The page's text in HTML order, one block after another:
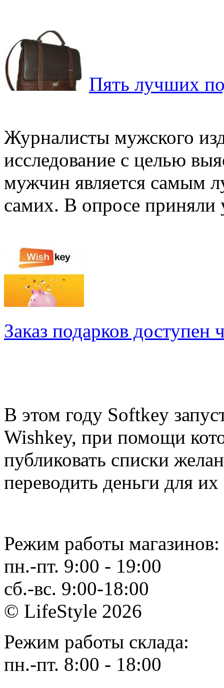
Пять лучших
Журналисты мужского
исследование с целью
мужчин является самым
самих. В опросе приняли
Заказ подарков доступен
В этом году Softkey
Wishkey, при помощи
публиковать списки
переводить деньги для их
Режим работы магазинов:
пн.-пт. 9:00 - 19:00
сб.-вс. 9:00-18:00
© LifeStyle 2026
Режим работы склада:
пн.-пт. 8:00 - 18:00